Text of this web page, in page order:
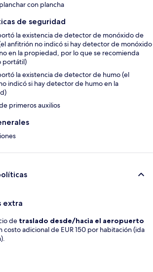
con plancha
de seguridad
la existencia de detector de monóxido de
anfitrión no indicó si hay detector de monóxido
en la propiedad, por lo que se recomienda
portátil)
la existencia de detector de humo (el
indicó si hay detector de humo en la
primeros auxilios
extra
de traslado desde/hacia el aeropuerto
costo adicional de EUR 150 por habitación (ida